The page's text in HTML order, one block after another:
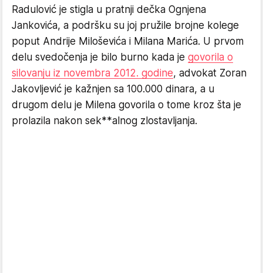
Radulović je stigla u pratnji dečka Ognjena
Jankovića, a podršku su joj pružile brojne kolege
poput Andrije Miloševića i Milana Marića. U prvom
delu svedočenja je bilo burno kada je govorila o
silovanju iz novembra 2012. godine, advokat Zoran
Jakovljević je kažnjen sa 100.000 dinara, a u
drugom delu je Milena govorila o tome kroz šta je
prolazila nakon sek**alnog zlostavljanja.